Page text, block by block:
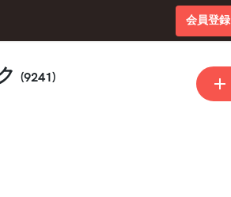
会員登録
(9241)